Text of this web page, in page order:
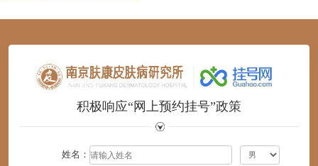
123456
积极响应“网上预约挂号”政策
姓名：